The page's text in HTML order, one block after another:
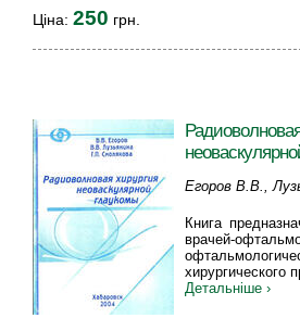
Ціна: 250 грн.
Егоров В.В.,
Книга
врачей-
хирургического
Детальніше ›